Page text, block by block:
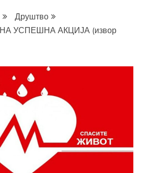
Друштво
УСПЕШНА АКЦИЈА (извор